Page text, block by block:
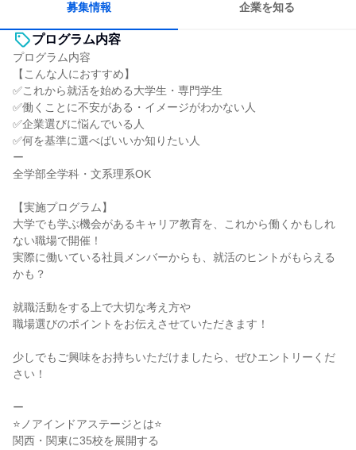
募集情報 企業を知る
プログラム内容
プログラム内容
【こんな人におすすめ】
✅これから就活を始める大学生・専門学生
✅働くことに不安がある・イメージがわかない人
✅企業選びに悩んでいる人
✅何を基準に選べばいいか知りたい人
ー
全学部全学科・文系理系OK
【実施プログラム】
大学でも学ぶ機会があるキャリア教育を、これから働くかもしれ
ない職場で開催！
実際に働いている社員メンバーからも、就活のヒントがもらえる
かも？
就職活動をする上で大切な考え方や
職場選びのポイントをお伝えさせていただきます！
少しでもご興味をお持ちいただけましたら、ぜひエントリーくだ
さい！
ー
⭐ノアインドアステージとは⭐
関西・関東に35校を展開する